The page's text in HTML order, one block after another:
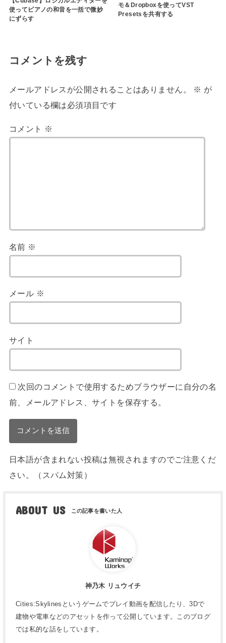
使ってピアノの和音を一括で微妙
にずらす
モ＆Dropboxを使ってVST
Presetsを共有する
コメントを残す
メールアドレスが公開されることはありません。 ※ が
付いている欄は必須項目です
コメント ※
名前 ※
メール ※
サイト
次回のコメントで使用するためブラウザーに自分の名
前、メールアドレス、サイトを保存する。
日本語が含まれない投稿は無視されますのでご注意くだ
さい。（スパム対策）
ABOUT US
神乃木 リュウイチ
Cities:Skylinesというゲームでプレイ動画を配信したり、3Dで
建物や電車などのアセットを作って公開しています。このブログ
では私的な話をしています。